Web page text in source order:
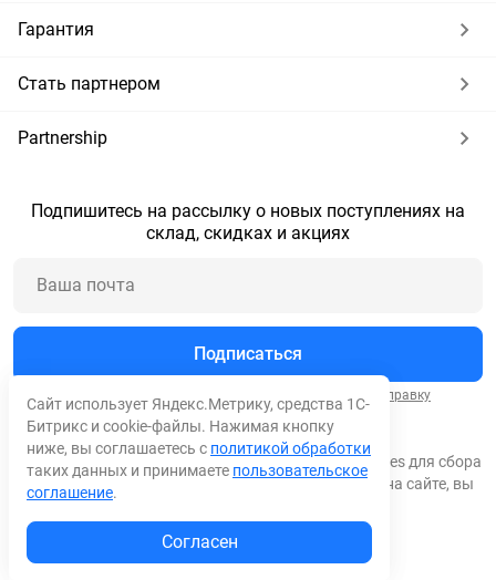
Гарантия
Стать партнером
Partnership
© 2026 Все права защищены. Мы используем cookies для сбора
обезличенных персональных данных. Оставаясь на сайте, вы
Подпишитесь на рассылку о новых поступлениях на
склад, скидках и акциях
Подписаться
Нажимая кнопку "Подписаться", вы соглашаетесь на
отправку
сообщенийиобработку персональных данных.
Сайт использует Яндекс.Метрику, средства 1С-
Битрикс и cookie-файлы. Нажимая кнопку
ниже, вы соглашаетесь с политикой обработки
таких данных и принимаете пользовательское
соглашение.
Согласен